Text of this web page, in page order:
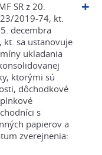
SR z 20.
2019-74, kt.
decembra
sa ustanovuje
ukladania
ktorými sú
dôchodkové
s
papierov a
zverejnenia: